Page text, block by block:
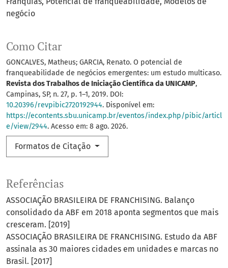
negócio
Como Citar
GONCALVES, Matheus; GARCIA, Renato. O potencial de
franqueabilidade de negócios emergentes: um estudo multicaso.
Revista dos Trabalhos de Iniciação Científica da UNICAMP,
Campinas, SP, n. 27, p. 1–1, 2019. DOI:
10.20396/revpibic2720192944. Disponível em:
https://econtents.sbu.unicamp.br/eventos/index.php/pibic/articl
e/view/2944. Acesso em: 8 ago. 2026.
Formatos de Citação
Referências
ASSOCIAÇÃO BRASILEIRA DE FRANCHISING. Balanço
consolidado da ABF em 2018 aponta segmentos que mais
cresceram. [2019]
ASSOCIAÇÃO BRASILEIRA DE FRANCHISING. Estudo da ABF
assinala as 30 maiores cidades em unidades e marcas no
Brasil. [2017]